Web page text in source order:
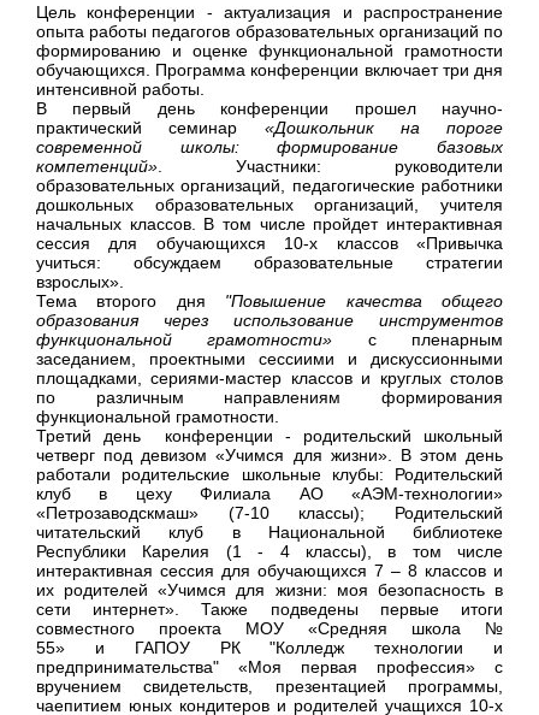
Цель конференции - актуализация и распространение
опыта работы педагогов образовательных организаций по
формированию и оценке функциональной грамотности
обучающихся. Программа конференции включает три дня
интенсивной работы.
В первый день конференции прошел научно-
практический семинар «Дошкольник на пороге
современной школы: формирование базовых
компетенций» . Участники: руководители
образовательных организаций, педагогические работники
дошкольных образовательных организаций, учителя
начальных классов. В том числе пройдет интерактивная
сессия для обучающихся 10-х классов «Привычка
учиться: обсуждаем образовательные стратегии
взрослых».
Тема второго дня "Повышение качества общего
образования через использование инструментов
функциональной грамотности» с пленарным
заседанием, проектными сессиими и дискуссионными
площадками, сериями-мастер классов и круглых столов
по различным направлениям формирования
функциональной грамотности.
Третий день конференции - родительский школьный
четверг под девизом «Учимся для жизни». В этом день
работали родительские школьные клубы: Родительский
клуб в цеху Филиала АО «АЭМ-технологии»
«Петрозаводскмаш» (7-10 классы); Родительский
читательский клуб в Национальной библиотеке
Республики Карелия (1 - 4 классы), в том числе
интерактивная сессия для обучающихся 7 – 8 классов и
их родителей «Учимся для жизни: моя безопасность в
сети интернет». Также подведены первые итоги
совместного проекта МОУ «Средняя школа №
55» и ГАПОУ РК "Колледж технологии и
предпринимательства" «Моя первая профессия» с
вручением свидетельств, презентацией программы,
чаепитием юных кондитеров и родителей учащихся 10-х